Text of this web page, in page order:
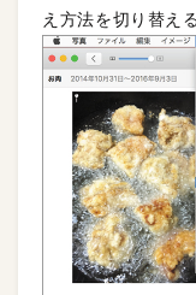
え方法を切り替え